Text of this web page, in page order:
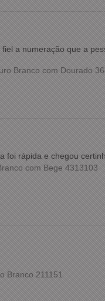
a numeração que a
Branco com Dourado
foi rápida e chegou
com Bege 4313103
Branco 211151